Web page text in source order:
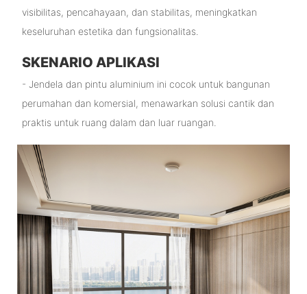
visibilitas, pencahayaan, dan stabilitas, meningkatkan
keseluruhan estetika dan fungsionalitas.
SKENARIO APLIKASI
- Jendela dan pintu aluminium ini cocok untuk bangunan
perumahan dan komersial, menawarkan solusi cantik dan
praktis untuk ruang dalam dan luar ruangan.